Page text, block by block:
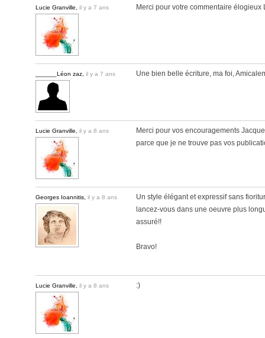
Lucie Granville, il y a 7 ans Merci pour votre commentaire
______Léon zaz, il y a 7 ans Une bien belle écriture, ma foi,
Lucie Granville, il y a 8 ans
Merci pour vos encouragements
parce que je ne trouve pas vos
Georges Ioannitis, il y a 8 ans
Un style élégant et expressif sans
lancez-vous dans une oeuvre plus
assuré!!
Bravo!
Lucie Granville, il y a 8 ans :)